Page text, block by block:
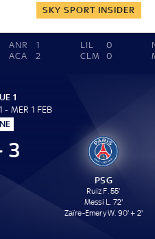
SKY SPORT INSIDER
ANR
1
ACA
2
LIL
0
CLM
0
1
- MER 1 FEB
3
PSG
Ruiz F. 55'
Messi L. 72'
Zaïre-Emery W. 90' + 2'